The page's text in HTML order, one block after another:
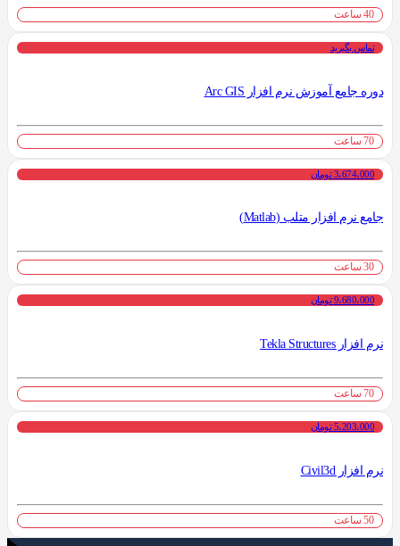
40 ساعت
تماس بگیرید
دوره جامع آموزش نرم افزار Arc GIS
70 ساعت
3،674،000 تومان
جامع نرم افزار متلب (Matlab)
30 ساعت
9،680،000 تومان
نرم افزار Tekla Structures
70 ساعت
5،203،000 تومان
نرم افزار Civil3d
50 ساعت